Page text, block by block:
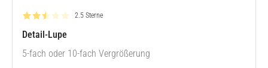
Bewertung: 2.5 von 5
2.5 Sterne
Detail-Lupe
5-fach oder 10-fach Vergrößerung